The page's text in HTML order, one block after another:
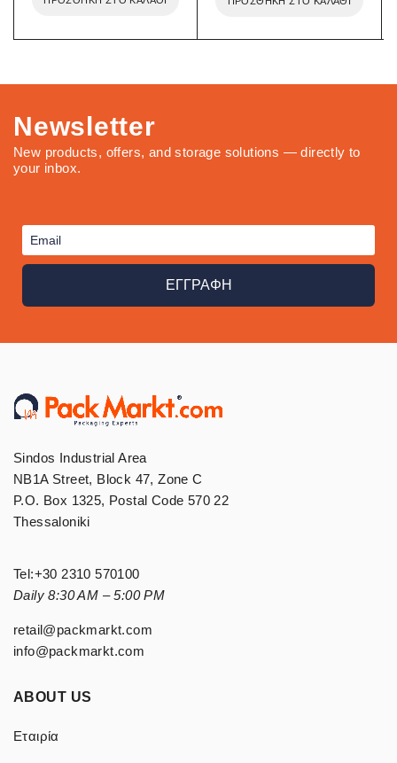
Newsletter
New products, offers, and storage solutions — directly to
your inbox.
ΕΓΓΡΑΦΗ
Sindos Industrial Area
NB1A Street, Block 47, Zone C
P.O. Box 1325, Postal Code 570 22
Thessaloniki
Tel:+30 2310 570100
Daily 8:30 AM – 5:00 PM
retail@packmarkt.com
info@packmarkt.com
ABOUT US
Εταιρία